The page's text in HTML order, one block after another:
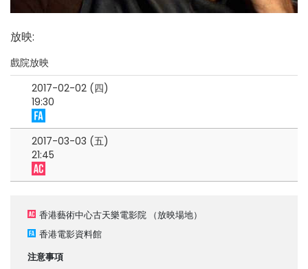
放映:
戲院放映
2017-02-02 (四)
19:30
2017-03-03 (五)
21:45
香港藝術中心古天樂電影院 （放映場地）
香港電影資料館
注意事項